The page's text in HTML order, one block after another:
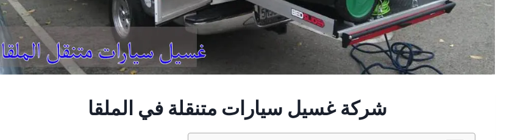
شركة غسيل سيارات متنقلة في الملقا